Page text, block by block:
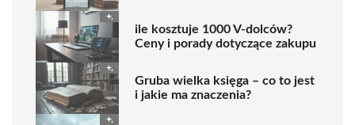
ile kosztuje 1000 V-dolców?
Ceny i porady dotyczące zakupu
Gruba wielka księga – co to jest
i jakie ma znaczenia?